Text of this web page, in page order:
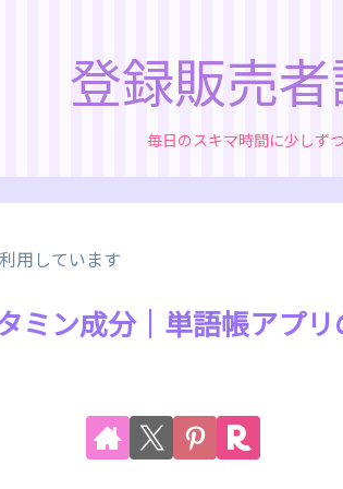
登録販売
毎日のスキマ時間に少しず
用しています
ミン成分｜単語帳アプリ